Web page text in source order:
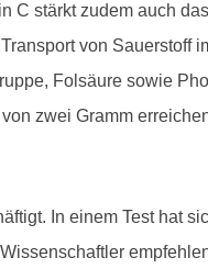
C stärkt zudem auch
von Sauerstoff
Folsäure sowie
zwei Gramm
In einem Test hat